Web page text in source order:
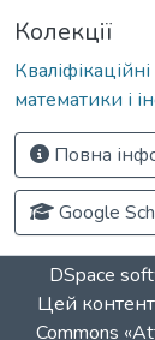
Колекції
математики і
Повна
Google
DSpace
Цей контент
Commons